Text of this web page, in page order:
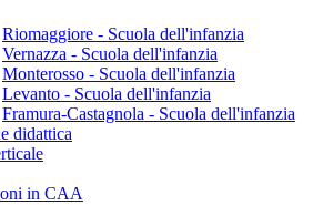
Riomaggiore - Scuola dell'infanzia
Vernazza - Scuola dell'infanzia
Monterosso - Scuola dell'infanzia
Levanto - Scuola dell'infanzia
Framura-Castagnola - Scuola dell'infanzia
didattica
in CAA